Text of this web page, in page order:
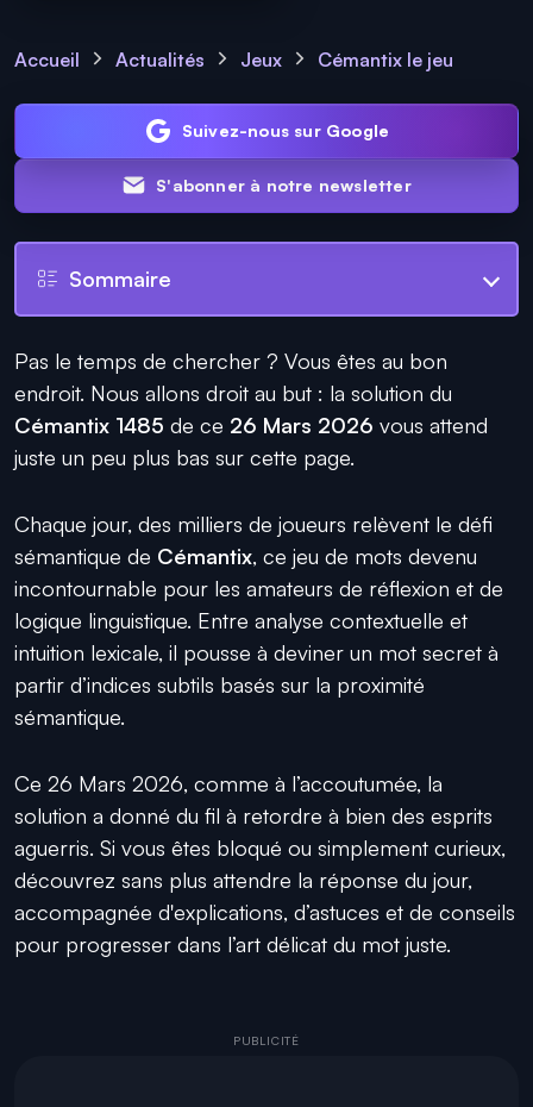
Accueil Actualités Jeux Cémantix le jeu
Suivez-nous sur Google
S'abonner à notre newsletter
Sommaire
Pas le temps de chercher ? Vous êtes au bon
endroit. Nous allons droit au but : la solution du
Cémantix 1485 de ce 26 Mars 2026 vous attend
juste un peu plus bas sur cette page.
Chaque jour, des milliers de joueurs relèvent le défi
sémantique de Cémantix, ce jeu de mots devenu
incontournable pour les amateurs de réflexion et de
logique linguistique. Entre analyse contextuelle et
intuition lexicale, il pousse à deviner un mot secret à
partir d’indices subtils basés sur la proximité
sémantique.
Ce 26 Mars 2026, comme à l’accoutumée, la
solution a donné du fil à retordre à bien des esprits
aguerris. Si vous êtes bloqué ou simplement curieux,
découvrez sans plus attendre la réponse du jour,
accompagnée d'explications, d’astuces et de conseils
pour progresser dans l’art délicat du mot juste.